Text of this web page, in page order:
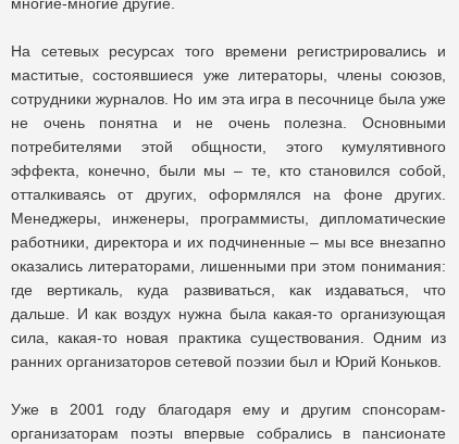
На сетевых ресурсах того времени регистрировались и
маститые, состоявшиеся уже литераторы, члены союзов,
сотрудники журналов. Но им эта игра в песочнице была уже
не очень понятна и не очень полезна. Основными
потребителями этой общности, этого кумулятивного
эффекта, конечно, были мы – те, кто становился собой,
отталкиваясь от других, оформлялся на фоне других.
Менеджеры, инженеры, программисты, дипломатические
работники, директора и их подчиненные – мы все внезапно
оказались литераторами, лишенными при этом понимания:
где вертикаль, куда развиваться, как издаваться, что
дальше. И как воздух нужна была какая-то организующая
сила, какая-то новая практика существования. Одним из
ранних организаторов сетевой поэзии был и Юрий Коньков.
Уже в 2001 году благодаря ему и другим спонсорам-
организаторам поэты впервые собрались в пансионате